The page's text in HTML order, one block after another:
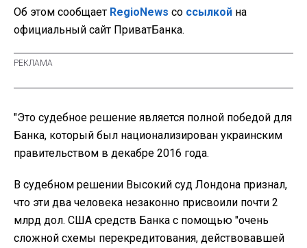
Об этом сообщает RegioNews со ссылкой на
официальный сайт ПриватБанка.
"Это судебное решение является полной победой для
Банка, который был национализирован украинским
правительством в декабре 2016 года.
В судебном решении Высокий суд Лондона признал,
что эти два человека незаконно присвоили почти 2
млрд дол. США средств Банка с помощью "очень
сложной схемы перекредитования, действовавшей